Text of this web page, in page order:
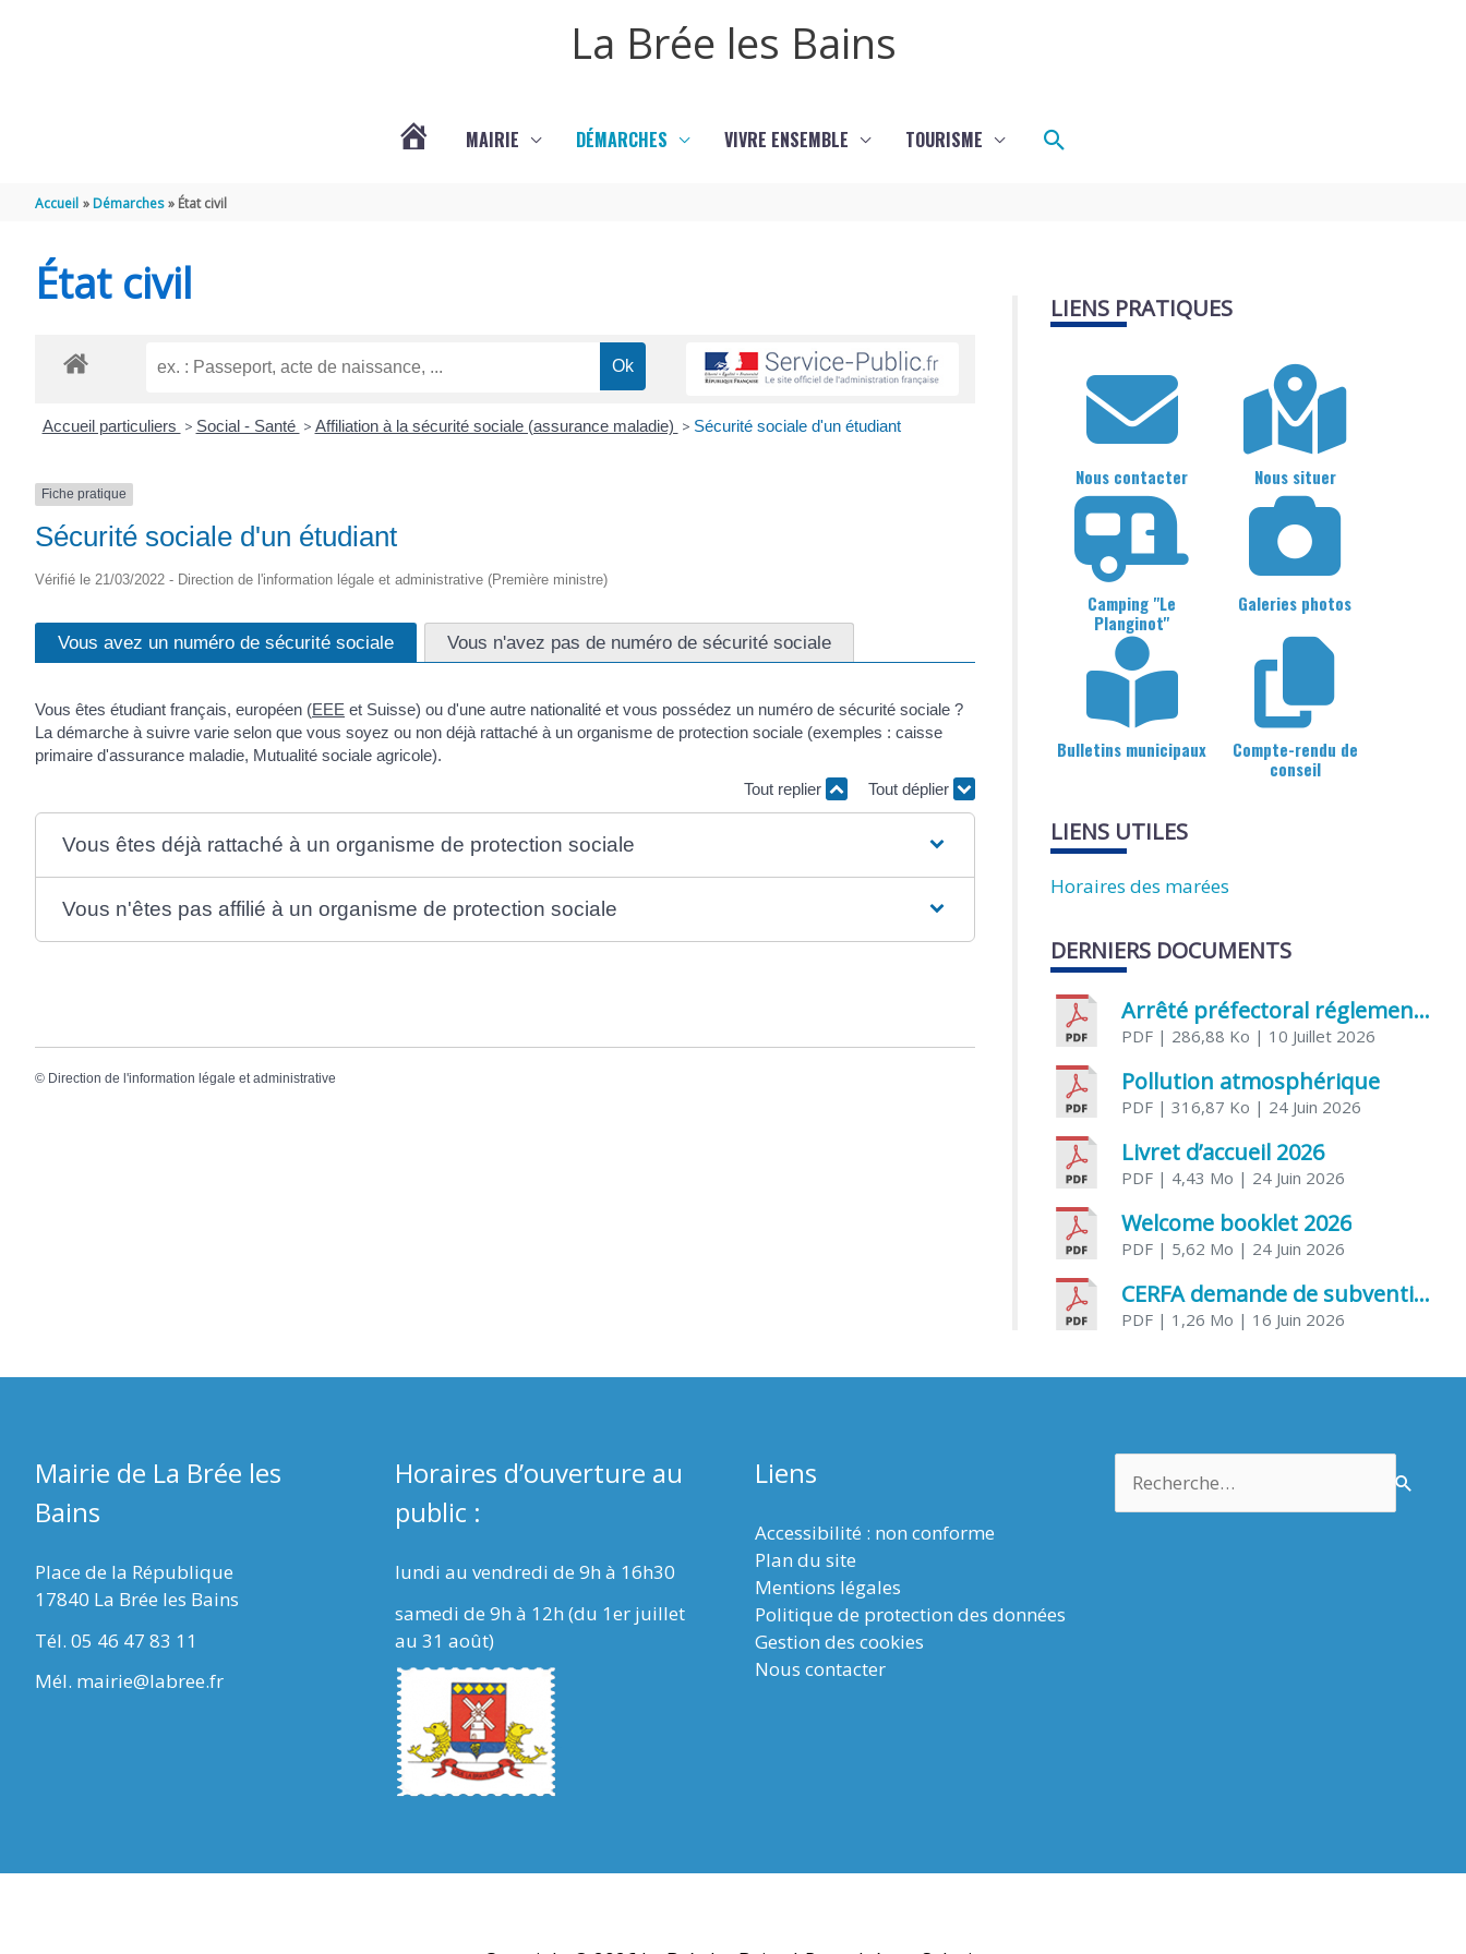
La Brée les Bains
TITRE)
MAIRIE DÉMARCHES VIVRE ENSEMBLE TOURISME Rechercher
Accueil Démarches État civil
État civil
Accueil particuliers > Social - Santé > Affiliation à la sécurité sociale (assurance maladie) > Sécurité sociale d'un étudiant
Fiche pratique
Sécurité sociale d'un étudiant
Vérifié le 21/03/2022 - Direction de l'information légale et administrative (Première ministre)
Vous avez un numéro de sécurité sociale Vous n'avez pas de numéro de sécurité sociale
Vous êtes étudiant français, européen (EEE et Suisse) ou d'une autre nationalité et vous possédez un numéro de sécurité sociale ?
La démarche à suivre varie selon que vous soyez ou non déjà rattaché à un organisme de protection sociale (exemples : caisse
primaire d'assurance maladie, Mutualité sociale agricole).
Tout replier
Tout déplier
Vous êtes déjà rattaché à un organisme de protection sociale
Vous n'êtes pas affilié à un organisme de protection sociale
© Direction de l'information légale et administrative
LIENS PRATIQUES
Nous contacter Nous situer
Camping "Le
Planginot"
Galeries photos
Bulletins municipaux
Compte-rendu de
conseil
LIENS UTILES
Horaires des marées
DERNIERS DOCUMENTS
Arrêté préfectoral réglementant l’usage de l’eau
PDF | 286,88 Ko | 10 Juillet 2026
Pollution atmosphérique
PDF | 316,87 Ko | 24 Juin 2026
Livret d’accueil 2026
PDF | 4,43 Mo | 24 Juin 2026
Welcome booklet 2026
PDF | 5,62 Mo | 24 Juin 2026
CERFA demande de subvention association
PDF | 1,26 Mo | 16 Juin 2026
Mairie de La Brée les
Bains
Place de la République
17840 La Brée les Bains
Tél. 05 46 47 83 11
Mél. mairie@labree.fr
Horaires d’ouverture au
public :
lundi au vendredi de 9h à 16h30
samedi de 9h à 12h (du 1er juillet
au 31 août)
Liens
Accessibilité : non conforme
Plan du site
Mentions légales
Politique de protection des données
Gestion des cookies
Nous contacter